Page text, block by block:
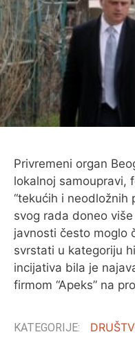
O MENI
Privremeni organ
lokalnoj samoupravi,
“tekućih i neodložnih
svog rada doneo
javnosti često moglo
svrstati u kategoriju
incijativa bila je
firmom “Apeks” na